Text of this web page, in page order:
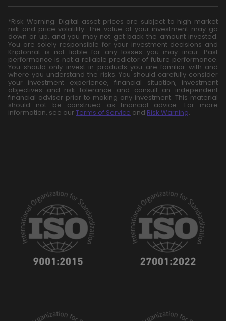
*Risk Warning: Digital asset prices are subject to high market
risk and price volatility. The value of your investment may go
down or up, and you may not get back the amount invested.
You are solely responsible for your investment decisions and
Kriptomat is not liable for any losses you may incur. Past
performance is not a reliable predictor of future performance.
You should only invest in products you are familiar with and
where you understand the risks. You should carefully consider
your investment experience, financial situation, investment
objectives and risk tolerance and consult an independent
financial adviser prior to making any investment. This material
should not be construed as financial advice. For more
information, see our Terms of Service and Risk Warning.